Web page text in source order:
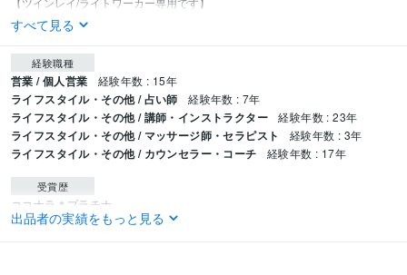
すべて見る
経験職種
営業 / 個人営業 経験年数 : 15年
ライフスタイル・その他 / 占い師 経験年数 : 7年
ライフスタイル・その他 / 講師・インストラクター 経験年数 : 23年
ライフスタイル・その他 / マッサージ師・セラピスト 経験年数 : 3年
ライフスタイル・その他 / カウンセラー・コーチ 経験年数 : 17年
受賞歴
ココナラ＊プラチナ
出品者の実績をもっと見る